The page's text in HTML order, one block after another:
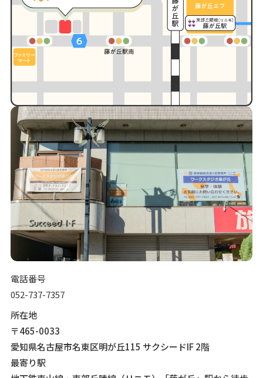
電話番号
052-737-7357
所在地
〒465-0033
愛知県名古屋市名東区明が丘115 サクシードIF 2階
最寄り駅